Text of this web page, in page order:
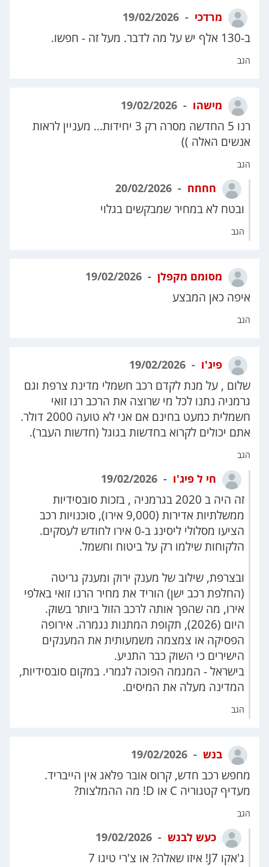
מרדכי
ב-130 אלף יש על מה לדבר. מעל זה - חפשו.
הגב
מישהו
רנו 5 החדשה מסרה רק 3 יחידות... מעניין לראות
אנשים האלה ))
הגב
חחחח
ובטח לא במחיר שמבקשים בגלוי
הגב
מסומם מקפלן
איפה כאן המבצע
הגב
פיג'ו
שלום , על מנת לקדם רכב חשמלי מדינת צרפת וגם
גרמניה נתנו לכל מי שרוצה את הרכב רנו זואי
חשמלית כמעט בחינם אם אני לא טועה 2000 דולר.
אתם יכולים לקרוא בחדשות בגוגל (חדשות העבר).
הגב
חי ל פיג'ו
זה היה ב 2020 בגרמניה , בזכות סובסידיות
ממשלתיות אדירות (9,000 אירו), סוכנויות רכב
הציעו מסלולי ליסינג ב-0 אירו לחודש לעסקים.
הלקוחות שילמו רק על ביטוח וחשמל.
ובצרפת, שילוב של מענק ירוק ומענק גריטה
(החלפת רכב ישן) הוריד את מחיר הרנו זואי באלפי
אירו, מה שהפך אותה לרכב הזול ביותר בשוק.
היום (2026), תקופת המתנות נגמרה. אירופה
הפסיקה או צמצמה משמעותית את המענקים
הישירים כי השוק כבר התניע.
בישראל - המגמה הפוכה לגמרי. במקום סובסידיות,
המדינה מעלה את המיסים.
הגב
בנש
מחפש רכב חדש, קרוס אובר פלאג אין הייבריד.
מעדיף קטגוריה C או D! מה ההמלצות?
הגב
כעש לבנש
ג'אקו J7! איזו שאלה? או צ'רי טיגו 7